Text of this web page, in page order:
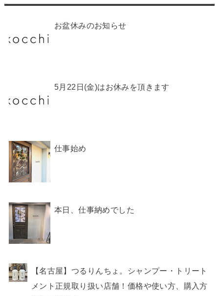
お盆休みのお知らせ
5月22日(金)はお休みを頂きます
仕事始め
本日、仕事納めでした
【名古屋】つるりんちょ。シャンプー・トリート
メント正規取り扱い店舗！価格や使い方、購入方